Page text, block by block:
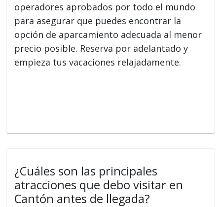
operadores aprobados por todo el mundo
para asegurar que puedes encontrar la
opción de aparcamiento adecuada al menor
precio posible. Reserva por adelantado y
empieza tus vacaciones relajadamente.
¿Cuáles son las principales
atracciones que debo visitar en
Cantón antes de llegada?